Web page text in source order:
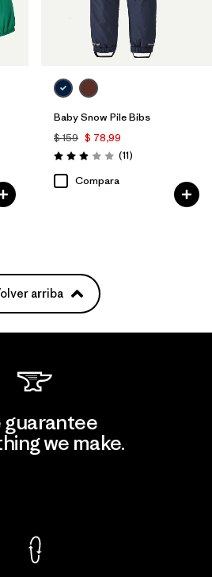
Baby Snow Pile Bibs
$ 159 $ 78,99
Valoración: 2.9 / 5
(11Comentarios
)
Compara
arriba
guarantee
we make.